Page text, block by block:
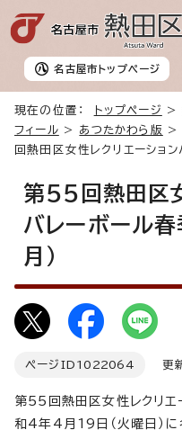
名古屋市 トップページ
現在の位置： トップページ >
フィール > あつたかわら版
回熱田区女性レクリエーショ
第55回熱田区
バレーボール
月）
ページID 1022064 更
第55回熱田区女性レクリエ
和4年4月19日（火曜日）